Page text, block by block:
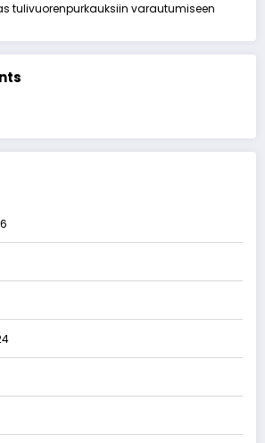
tulivuorenpurkauksiin varautumiseen